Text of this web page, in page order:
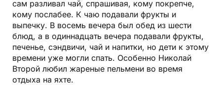
сам разливал чай, спрашивая, кому покрепче,
кому послабее. К чаю подавали фрукты и
выпечку. В восемь вечера был обед из шести
блюд, а в одиннадцать вечера подавали фрукты,
печенье, сэндвичи, чай и напитки, но дети к этому
времени уже могли спать. Особенно Николай
Второй любил жареные пельмени во время
отдыха на яхте.